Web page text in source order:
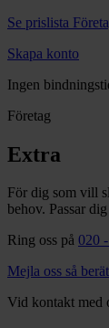
Se prislista
Skapa konto
Ingen
Företag
Extra
För dig som vill
behov. Passar
Ring oss på 020
Mejla oss så
Vid kontakt med